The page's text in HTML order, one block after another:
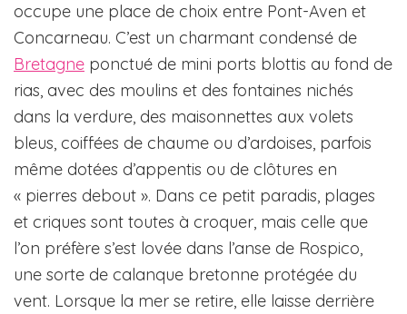
occupe une place de choix entre Pont-Aven et
Concarneau. C’est un charmant condensé de
Bretagne ponctué de mini ports blottis au fond de
rias, avec des moulins et des fontaines nichés
dans la verdure, des maisonnettes aux volets
bleus, coiffées de chaume ou d’ardoises, parfois
même dotées d’appentis ou de clôtures en
« pierres debout ». Dans ce petit paradis, plages
et criques sont toutes à croquer, mais celle que
l’on préfère s’est lovée dans l’anse de Rospico,
une sorte de calanque bretonne protégée du
vent. Lorsque la mer se retire, elle laisse derrière